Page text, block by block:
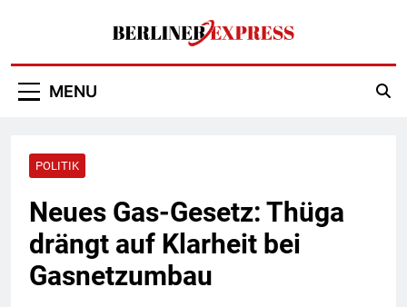
Berliner Express
MENU
POLITIK
Neues Gas-Gesetz: Thüga
drängt auf Klarheit bei
Gasnetzumbau